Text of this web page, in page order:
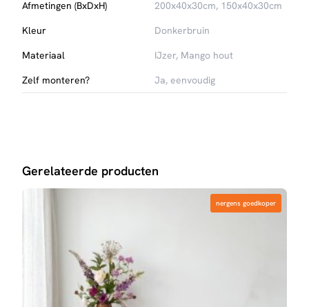
Afmetingen (BxDxH)
200x40x30cm, 150x40x30cm
Kleur
Donkerbruin
Materiaal
IJzer, Mango hout
Zelf monteren?
Ja, eenvoudig
Gerelateerde producten
nergens goedkoper
nergens goedkoper